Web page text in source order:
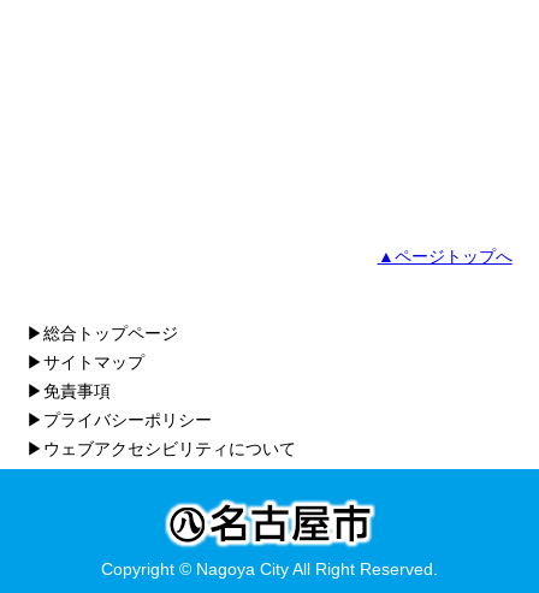
▲ページトップへ
▶総合トップページ
▶サイトマップ
▶免責事項
▶プライバシーポリシー
▶ウェブアクセシビリティについて
Copyright © Nagoya City All Right Reserved.